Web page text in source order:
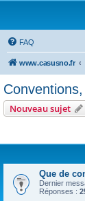
FAQ
www.casusno.fr
Nouveau sujet
Que de
Dernier
Réponses :